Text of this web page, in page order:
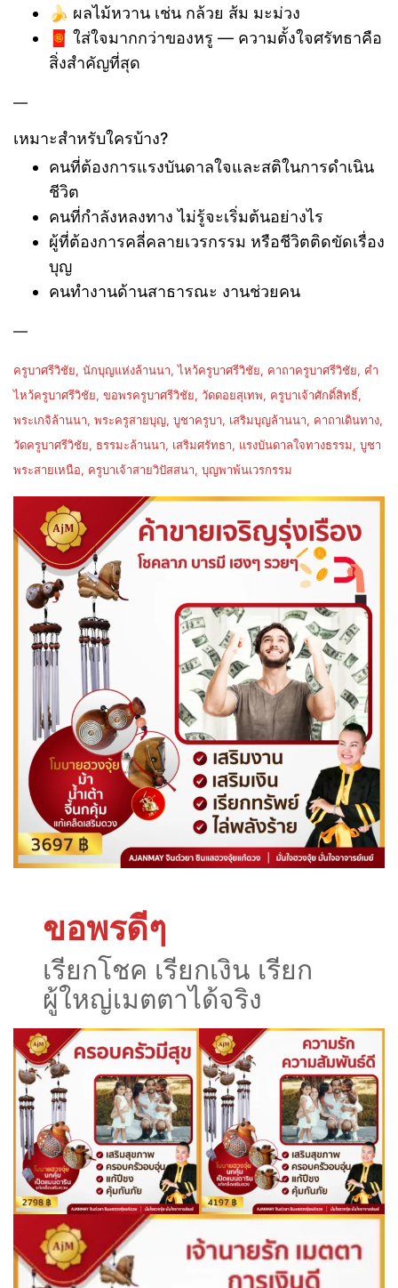
🍌 ผลไม้หวาน เช่น กล้วย ส้ม มะม่วง
🧧 ใส่ใจมากกว่าของหรู — ความตั้งใจศรัทธาคือ
สิ่งสำคัญที่สุด
—
เหมาะสำหรับใครบ้าง?
คนที่ต้องการแรงบันดาลใจและสติในการดำเนิน
ชีวิต
คนที่กำลังหลงทาง ไม่รู้จะเริ่มต้นอย่างไร
ผู้ที่ต้องการคลี่คลายเวรกรรม หรือชีวิตติดขัดเรื่อง
บุญ
คนทำงานด้านสาธารณะ งานช่วยคน
—
ครูบาศรีวิชัย, นักบุญแห่งล้านนา, ไหว้ครูบาศรีวิชัย, คาถาครูบาศรีวิชัย, คำ
ไหว้ครูบาศรีวิชัย, ขอพรครูบาศรีวิชัย, วัดดอยสุเทพ, ครูบาเจ้าศักดิ์สิทธิ์,
พระเกจิล้านนา, พระครูสายบุญ, บูชาครูบา, เสริมบุญล้านนา, คาถาเดินทาง,
วัดครูบาศรีวิชัย, ธรรมะล้านนา, เสริมศรัทธา, แรงบันดาลใจทางธรรม, บูชา
พระสายเหนือ, ครูบาเจ้าสายวิปัสสนา, บุญพาพ้นเวรกรรม
ขอพรดีๆ
เรียกโชค เรียกเงิน เรียก
ผู้ใหญ่เมตตาได้จริง